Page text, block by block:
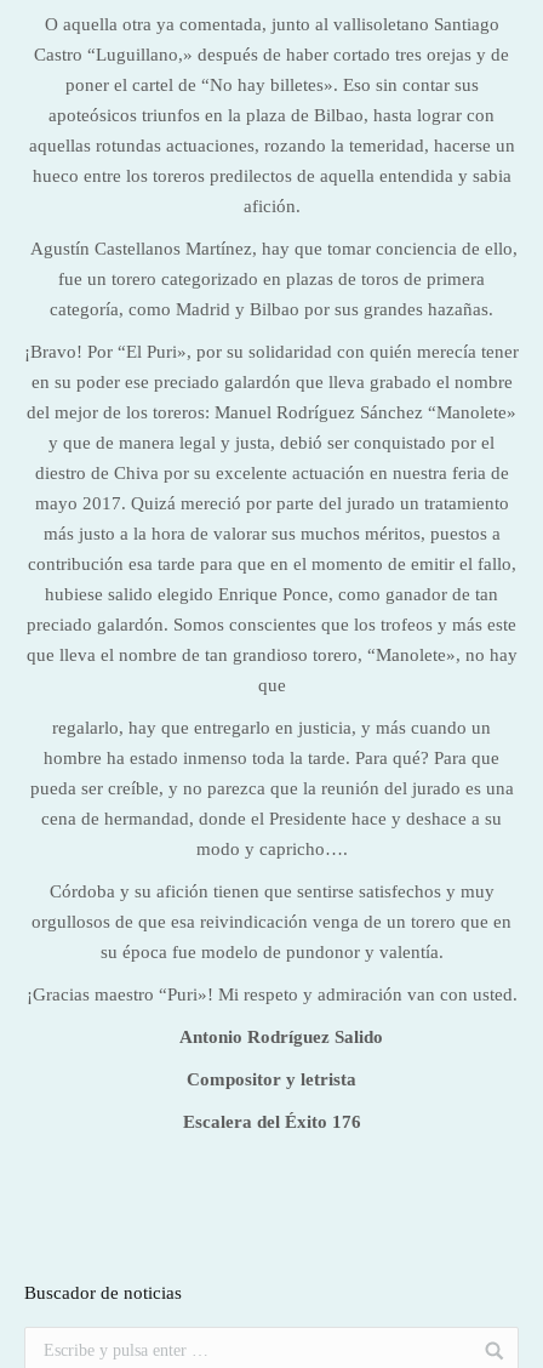
O aquella otra ya comentada, junto al vallisoletano Santiago
Castro “Luguillano,» después de haber cortado tres orejas y de
poner el cartel de “No hay billetes». Eso sin contar sus
apoteósicos triunfos en la plaza de Bilbao, hasta lograr con
aquellas rotundas actuaciones, rozando la temeridad, hacerse un
hueco entre los toreros predilectos de aquella entendida y sabia
afición.
Agustín Castellanos Martínez, hay que tomar conciencia de ello,
fue un torero categorizado en plazas de toros de primera
categoría, como Madrid y Bilbao por sus grandes hazañas.
¡Bravo! Por “El Puri», por su solidaridad con quién merecía tener
en su poder ese preciado galardón que lleva grabado el nombre
del mejor de los toreros: Manuel Rodríguez Sánchez “Manolete»
y que de manera legal y justa, debió ser conquistado por el
diestro de Chiva por su excelente actuación en nuestra feria de
mayo 2017. Quizá mereció por parte del jurado un tratamiento
más justo a la hora de valorar sus muchos méritos, puestos a
contribución esa tarde para que en el momento de emitir el fallo,
hubiese salido elegido Enrique Ponce, como ganador de tan
preciado galardón. Somos conscientes que los trofeos y más este
que lleva el nombre de tan grandioso torero, “Manolete», no hay
que
regalarlo, hay que entregarlo en justicia, y más cuando un
hombre ha estado inmenso toda la tarde. Para qué? Para que
pueda ser creíble, y no parezca que la reunión del jurado es una
cena de hermandad, donde el Presidente hace y deshace a su
modo y capricho….
Córdoba y su afición tienen que sentirse satisfechos y muy
orgullosos de que esa reivindicación venga de un torero que en
su época fue modelo de pundonor y valentía.
¡Gracias maestro “Puri»! Mi respeto y admiración van con usted.
Antonio Rodríguez Salido
Compositor y letrista
Escalera del Éxito 176
Buscador de noticias